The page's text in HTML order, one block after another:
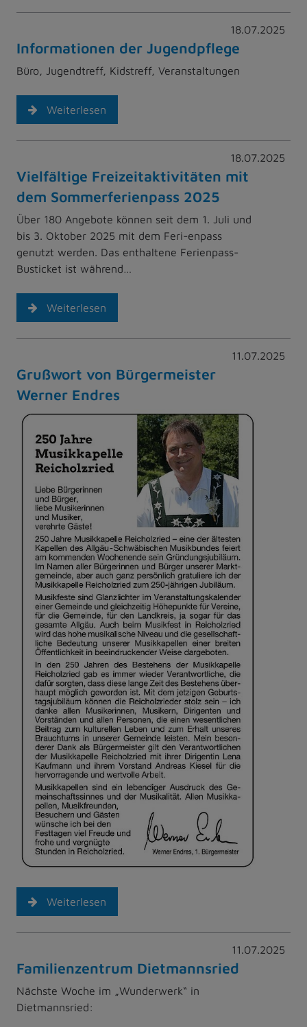
18.07.2025
Informationen der Jugendpflege
Büro, Jugendtreff, Kidstreff, Veranstaltungen
Weiterlesen
18.07.2025
Vielfältige Freizeitaktivitäten mit
dem Sommerferienpass 2025
Über 180 Angebote können seit dem 1. Juli und
bis 3. Oktober 2025 mit dem Feri-enpass
genutzt werden. Das enthaltene Ferienpass-
Busticket ist während…
Weiterlesen
11.07.2025
Grußwort von Bürgermeister
Werner Endres
Weiterlesen
11.07.2025
Familienzentrum Dietmannsried
Nächste Woche im „Wunderwerk“ in
Dietmannsried: